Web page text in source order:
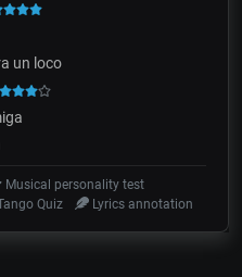
un loco
Musical personality test
Quiz Lyrics annotation